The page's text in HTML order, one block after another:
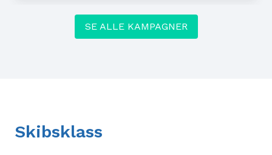
SE ALLE KAMPAGNER
Skibsklass